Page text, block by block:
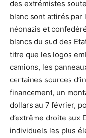
des extrémistes
blanc sont attirés par
néonazis et
blancs du sud des
titre que les logos
camions, les
certaines sources
financement, un
dollars au 7 février,
d’extrême droite aux
individuels les plus